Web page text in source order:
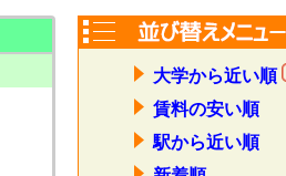
大学から近い順
賃料の安い順
駅から近い順